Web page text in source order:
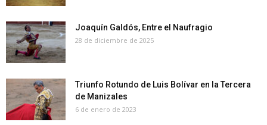
Joaquín Galdós, Entre el Naufragio
28 de diciembre de 2025
Triunfo Rotundo de Luis Bolívar en la Tercera
de Manizales
6 de enero de 2023